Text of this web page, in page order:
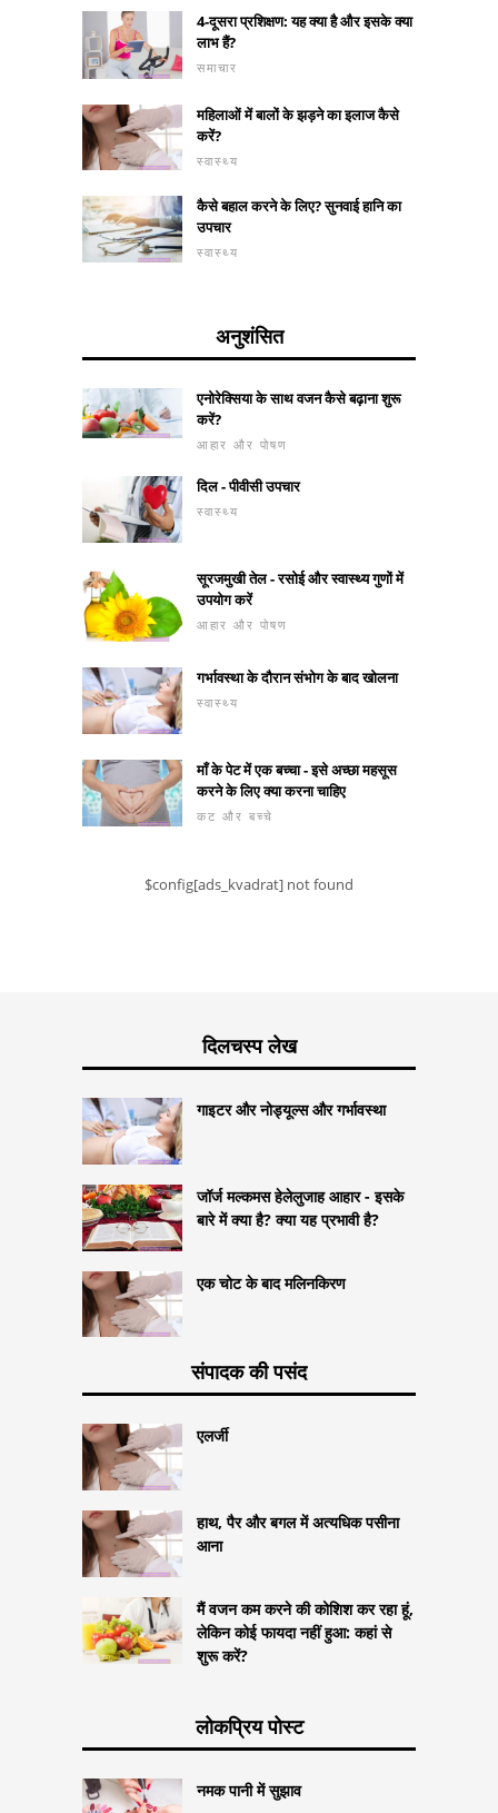
4-दूसरा प्रशिक्षण: यह क्या है और इसके क्या
लाभ हैं?
समाचार
महिलाओं में बालों के झड़ने का इलाज कैसे
करें?
स्वास्थ्य
कैसे बहाल करने के लिए? सुनवाई हानि का
उपचार
स्वास्थ्य
अनुशंसित
एनोरेक्सिया के साथ वजन कैसे बढ़ाना शुरू
करें?
आहार और पोषण
दिल - पीवीसी उपचार
स्वास्थ्य
सूरजमुखी तेल - रसोई और स्वास्थ्य गुणों में
उपयोग करें
आहार और पोषण
गर्भावस्था के दौरान संभोग के बाद खोलना
स्वास्थ्य
माँ के पेट में एक बच्चा - इसे अच्छा महसूस
करने के लिए क्या करना चाहिए
कट और बच्चे
$config[ads_kvadrat] not found
दिलचस्प लेख
गाइटर और नोड्यूल्स और गर्भावस्था
जॉर्ज मल्कमस हेलेलुजाह आहार - इसके
बारे में क्या है? क्या यह प्रभावी है?
एक चोट के बाद मलिनकिरण
संपादक की पसंद
एलर्जी
हाथ, पैर और बगल में अत्यधिक पसीना
आना
मैं वजन कम करने की कोशिश कर रहा हूं,
लेकिन कोई फायदा नहीं हुआ: कहां से
शुरू करें?
लोकप्रिय पोस्ट
नमक पानी में सुझाव